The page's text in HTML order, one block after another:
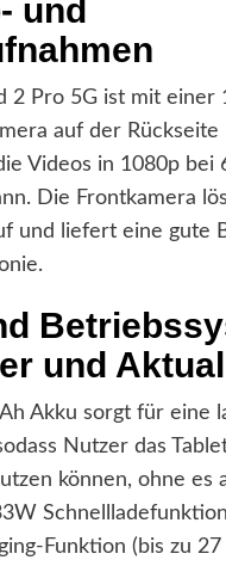
und
2 Pro 5G ist mit einer
auf der Rückseite
Videos in 1080p bei
Die Frontkamera
und liefert eine gute
und
Akku sorgt für eine
Nutzer das
können, ohne es
Funktion (bis zu